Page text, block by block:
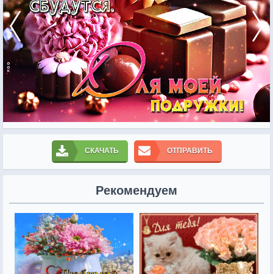
СКАЧАТЬ ОТПРАВИТЬ
Рекомендуем